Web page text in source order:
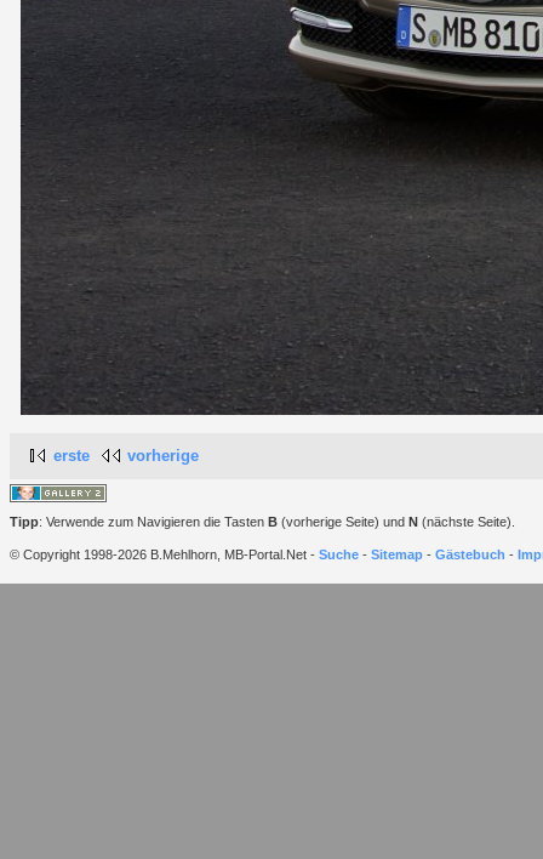
erste vorherige
Tipp: Verwende zum Navigieren die Tasten B (vorherige Seite) und N (nächste Seite).
© Copyright 1998-2026 B.Mehlhorn, MB-Portal.Net - Suche - Sitemap - Gästebuch -